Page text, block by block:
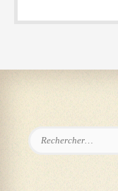
Rechercher :